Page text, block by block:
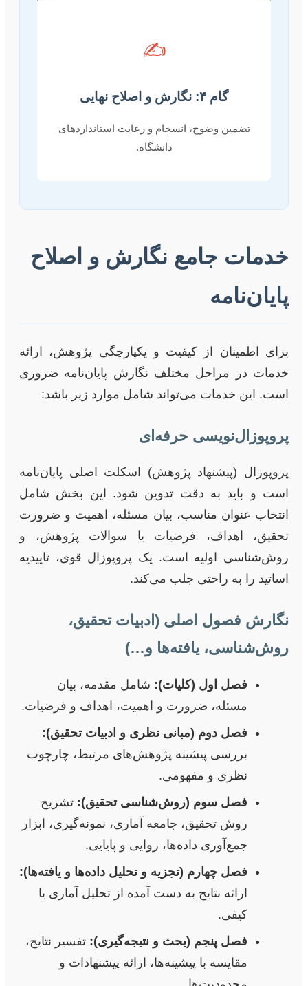
✍️
گام ۴: نگارش و اصلاح نهایی
تضمین وضوح، انسجام و رعایت استانداردهای
دانشگاه.
خدمات جامع نگارش و اصلاح
پایان‌نامه
برای اطمینان از کیفیت و یکپارچگی پژوهش، ارائه
خدمات در مراحل مختلف نگارش پایان‌نامه ضروری
است. این خدمات می‌تواند شامل موارد زیر باشد:
پروپوزال‌نویسی حرفه‌ای
پروپوزال (پیشنهاد پژوهش) اسکلت اصلی پایان‌نامه
است و باید به دقت تدوین شود. این بخش شامل
انتخاب عنوان مناسب، بیان مسئله، اهمیت و ضرورت
تحقیق، اهداف، فرضیات یا سوالات پژوهش، و
روش‌شناسی اولیه است. یک پروپوزال قوی، تاییدیه
اساتید را به راحتی جلب می‌کند.
نگارش فصول اصلی (ادبیات تحقیق،
روش‌شناسی، یافته‌ها و…)
فصل اول (کلیات): شامل مقدمه، بیان
مسئله، ضرورت و اهمیت، اهداف و فرضیات.
فصل دوم (مبانی نظری و ادبیات تحقیق):
بررسی پیشینه پژوهش‌های مرتبط، چارچوب
نظری و مفهومی.
فصل سوم (روش‌شناسی تحقیق): تشریح
روش تحقیق، جامعه آماری، نمونه‌گیری، ابزار
جمع‌آوری داده‌ها، روایی و پایایی.
فصل چهارم (تجزیه و تحلیل داده‌ها و یافته‌ها):
ارائه نتایج به دست آمده از تحلیل آماری یا
کیفی.
فصل پنجم (بحث و نتیجه‌گیری): تفسیر نتایج،
مقایسه با پیشینه‌ها، ارائه پیشنهادات و